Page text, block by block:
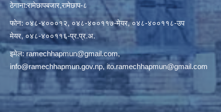
ठेगाना:रामेछापबजार,रामेछाप-८
फोन: ०४८-४०००१२, ०४८-४००११७-मेयर, ०४८-४००११८-उप
मेयर, ०४८-४००११६-प्र.प्र.अ.
इमेल:ramechhapmun@gmail.com,
info@ramechhapmun.gov.np,ito.ramechhapmun@gmail.com